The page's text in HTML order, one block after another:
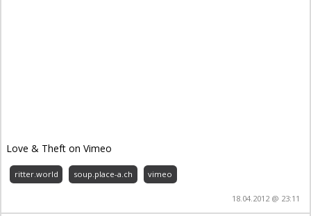
Love & Theft on Vimeo
ritter.world soup.place-a.ch vimeo
18.04.2012 @ 23:11